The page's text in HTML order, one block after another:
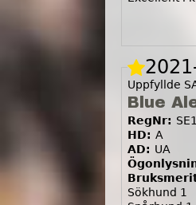
Uppfyllde
Blue
RegNr:
HD: A
AD: UA
Sökhund 1